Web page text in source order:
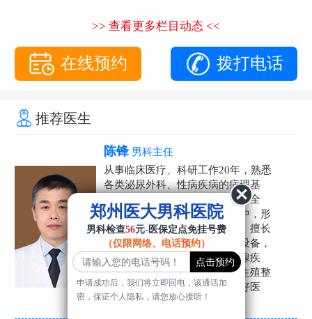
>> 查看更多栏目动态 <<
在线预约 拨打电话
推荐医生
陈锋 男科主任
从事临床医疗、科研工作20年，熟悉
各类泌尿外科、性病疾病的病理基
础，诊断治疗和临床操作，技术全
面。在男科疾病的诊断和诊疗中，形
成了一套独具特色的诊疗方案。擅长
运用国内外先进的医学技术和设备，
科学诊疗各类阳痿早泄、前列腺疾
病、射精障碍、性病、HPV、生殖整
形等疾病，是患者非常信赖的好医
生。
郑州医大男科医院
男科检查56元-医保定点免挂号费
（仅限网络、电话预约）
申请成功后，我们将立即回电，该通话加
密，保证个人隐私，请您放心接听！